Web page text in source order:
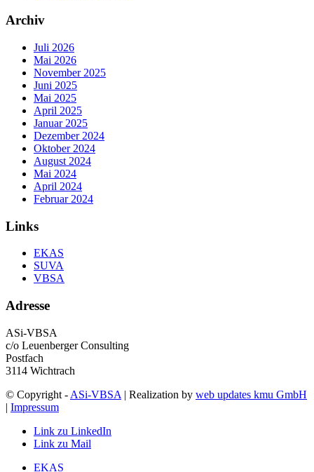
Archiv
Juli 2026
Mai 2026
November 2025
Juni 2025
Mai 2025
April 2025
Januar 2025
Dezember 2024
Oktober 2024
August 2024
Mai 2024
April 2024
Februar 2024
Links
EKAS
SUVA
VBSA
Adresse
ASi-VBSA
c/o Leuenberger Consulting
Postfach
3114 Wichtrach
© Copyright - ASi-VBSA | Realization by web updates kmu GmbH
| Impressum
Link zu LinkedIn
Link zu Mail
EKAS